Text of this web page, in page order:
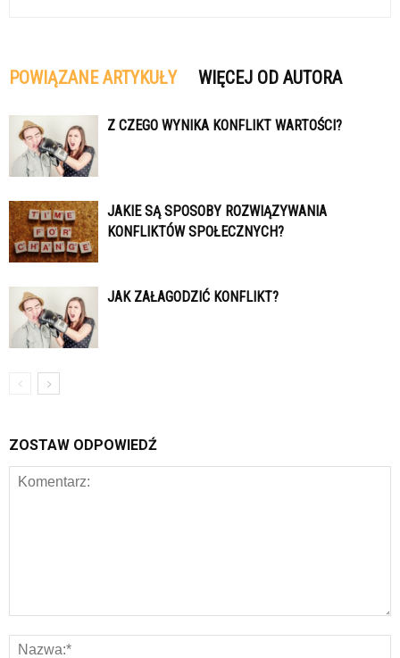
POWIĄZANE ARTYKUŁY WIĘCEJ OD AUTORA
Z CZEGO WYNIKA KONFLIKT WARTOŚCI?
JAKIE SĄ SPOSOBY ROZWIĄZYWANIA
KONFLIKTÓW SPOŁECZNYCH?
JAK ZAŁAGODZIĆ KONFLIKT?
ZOSTAW ODPOWIEDŹ